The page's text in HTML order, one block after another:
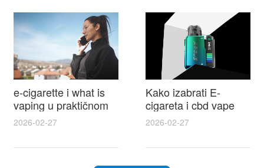
e-cigarette i what is
vaping u praktičnom
vodiču za početnike i
odgovorne korisnike
2026-02-27
Kako izabrati E-
cigareta i cbd vape
top modeli sigurnost
praktični savjeti za
kupovinu
2026-02-27